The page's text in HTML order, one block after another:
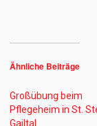
Ähnliche Beiträge
Großübung beim
Pflegeheim in St.
Gailtal